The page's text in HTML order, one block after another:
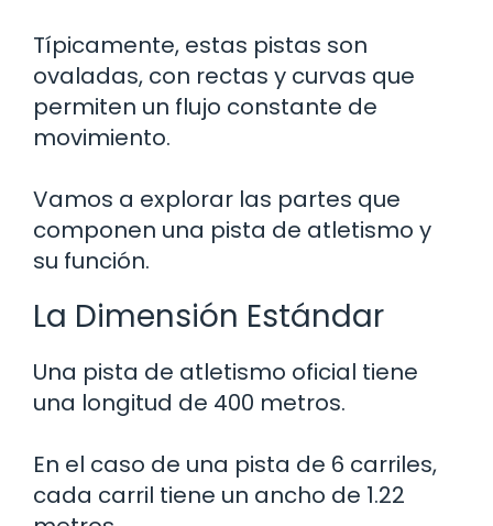
Típicamente, estas pistas son
ovaladas, con rectas y curvas que
permiten un flujo constante de
movimiento.
Vamos a explorar las partes que
componen una pista de atletismo y
su función.
La Dimensión Estándar
Una pista de atletismo oficial tiene
una longitud de 400 metros.
En el caso de una pista de 6 carriles,
cada carril tiene un ancho de 1.22